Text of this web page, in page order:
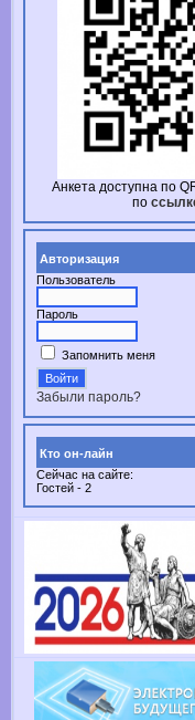
Анкета доступна по
по
Авторизация
Пользователь
Пароль
Запомнить меня
Забыли пароль?
Кто он-лайн
Сейчас на сайте:
Гостей - 2